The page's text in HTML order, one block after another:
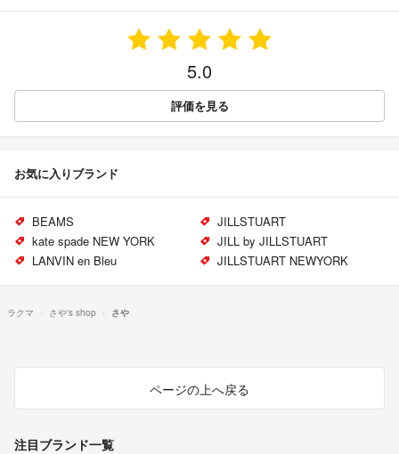
5.0
評価を見る
お気に入りブランド
BEAMS
JILLSTUART
kate spade NEW YORK
JILL by JILLSTUART
LANVIN en Bleu
JILLSTUART NEWYORK
ラクマ さや's shop さや
ページの上へ戻る
注目ブランド一覧